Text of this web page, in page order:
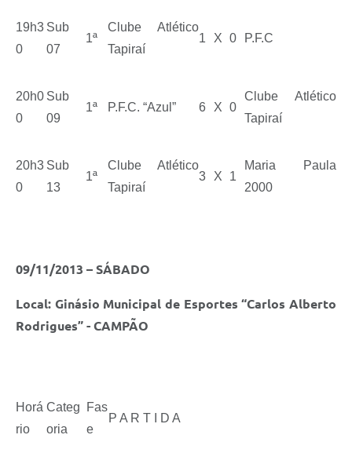
19h3
0
Sub
07
1ª
Clube Atlético
Tapiraí
1 X 0 P.F.C
20h0
0
Sub
09
1ª P.F.C. “Azul” 6 X 0
Clube Atlético
Tapiraí
20h3
0
Sub
13
1ª
Clube Atlético
Tapiraí
3 X 1
Maria Paula
2000
09/11/2013 – SÁBADO
Local: Ginásio Municipal de Esportes “Carlos Alberto
Rodrigues” - CAMPÃO
Horá
rio
Categ
oria
Fas
e
P A R T I D A